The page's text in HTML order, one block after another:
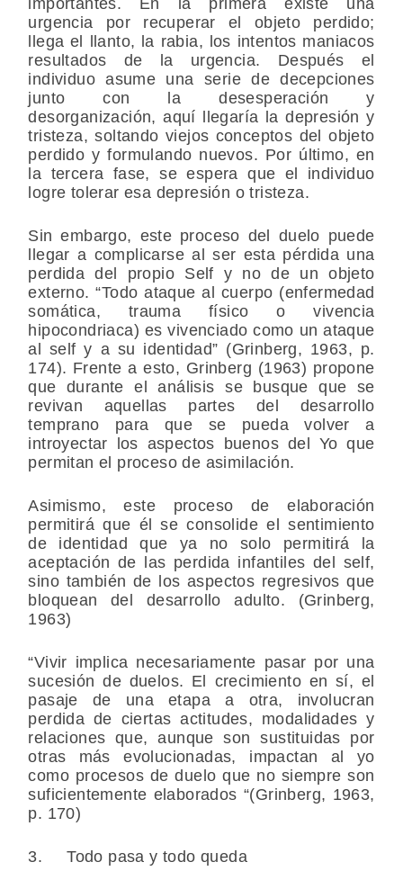
urgencia por recuperar el objeto perdido;
llega el llanto, la rabia, los intentos maniacos
resultados de la urgencia. Después el
individuo asume una serie de decepciones
junto con la desesperación y
desorganización, aquí llegaría la depresión y
tristeza, soltando viejos conceptos del objeto
perdido y formulando nuevos. Por último, en
la tercera fase, se espera que el individuo
logre tolerar esa depresión o tristeza.
Sin embargo, este proceso del duelo puede
llegar a complicarse al ser esta pérdida una
perdida del propio Self y no de un objeto
externo. “Todo ataque al cuerpo (enfermedad
somática, trauma físico o vivencia
hipocondriaca) es vivenciado como un ataque
al self y a su identidad” (Grinberg, 1963, p.
174). Frente a esto, Grinberg (1963) propone
que durante el análisis se busque que se
revivan aquellas partes del desarrollo
temprano para que se pueda volver a
introyectar los aspectos buenos del Yo que
permitan el proceso de asimilación.
Asimismo, este proceso de elaboración
permitirá que él se consolide el sentimiento
de identidad que ya no solo permitirá la
aceptación de las perdida infantiles del self,
sino también de los aspectos regresivos que
bloquean del desarrollo adulto. (Grinberg,
1963)
“Vivir implica necesariamente pasar por una
sucesión de duelos. El crecimiento en sí, el
pasaje de una etapa a otra, involucran
perdida de ciertas actitudes, modalidades y
relaciones que, aunque son sustituidas por
otras más evolucionadas, impactan al yo
como procesos de duelo que no siempre son
suficientemente elaborados “(Grinberg, 1963,
p. 170)
3. Todo pasa y todo queda